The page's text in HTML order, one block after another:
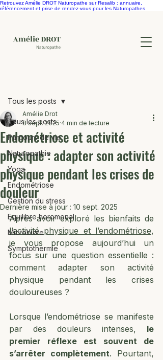
Retrouvez Amélie DROT Naturopathe sur Resalib : annuaire,
référencement et prise de rendez-vous pour les Naturopathes
Tous les posts
Parcours de vie
Naturopathie
Yoga
Endométriose
Gestion du stress
Equilibre horomonal
Microbiote
Symptothermie
Tous les posts
Endométriose et activité
physique : adapter son activité
physique pendant les crises de
douleur
Amélie Drot
8 sept. 2025 4 min de lecture
Dernière mise à jour : 10 sept. 2025
l’activité physique et l’endométriose,
je vous propose aujourd’hui un
focus sur une question essentielle :
comment adapter son activité
physique pendant les crises
douloureuses ?
Lorsque l’endométriose se manifeste
par des douleurs intenses, le
premier réflexe est souvent de
s’arrêter complètement